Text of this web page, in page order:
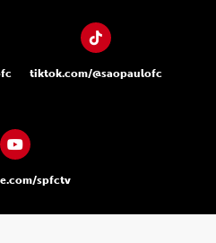
tiktok.com/@saopaulofc
spfctv